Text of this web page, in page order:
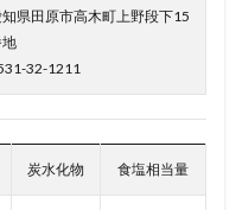
県田原市高木町上野段下15
32-1211
炭水化物 食塩相当量